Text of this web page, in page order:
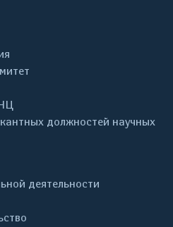
должностей научных
деятельности